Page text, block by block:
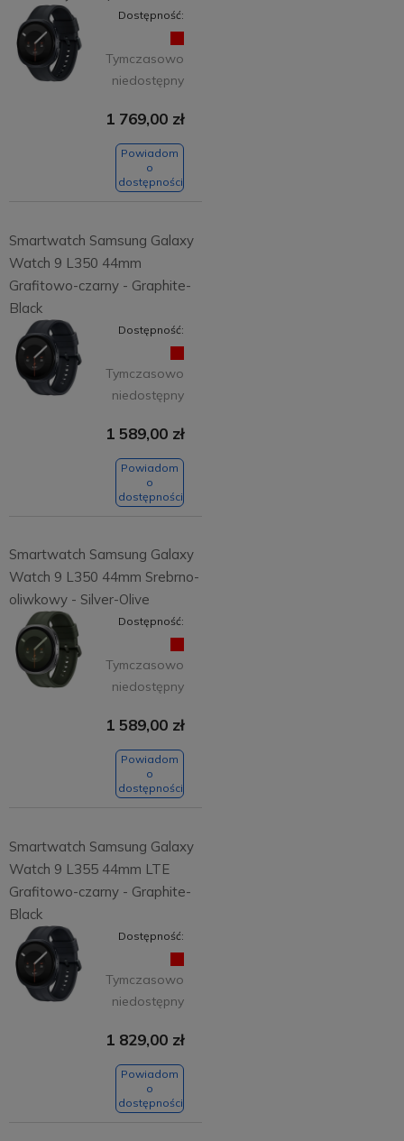
Dostępność:
Tymczasowo
niedostępny
1 769,00 zł
Powiadom
o
dostępności
Smartwatch Samsung Galaxy
Watch 9 L350 44mm
Grafitowo-czarny - Graphite-
Black
Dostępność:
Tymczasowo
niedostępny
1 589,00 zł
Powiadom
o
dostępności
Smartwatch Samsung Galaxy
Watch 9 L350 44mm Srebrno-
oliwkowy - Silver-Olive
Dostępność:
Tymczasowo
niedostępny
1 589,00 zł
Powiadom
o
dostępności
Smartwatch Samsung Galaxy
Watch 9 L355 44mm LTE
Grafitowo-czarny - Graphite-
Black
Dostępność:
Tymczasowo
niedostępny
1 829,00 zł
Powiadom
o
dostępności